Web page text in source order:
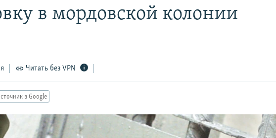
в мордовской колонии
Читать без VPN
в Google